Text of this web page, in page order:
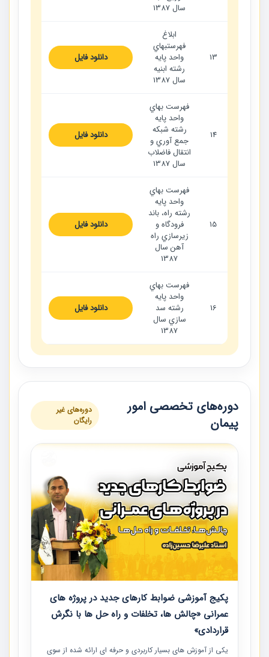
سال 1387
13
ابلاغ
فهرستبهاي
واحد پايه
رشته ابنيه
سال 1387
دانلود فایل
14
فهرست بهاي
واحد پايه
رشته شبكه
جمع آوري و
انتقال فاضلاب
سال 1387
دانلود فایل
15
فهرست بهاي
واحد پايه
رشته راه، باند
فرودگاه و
زيرسازي راه
آهن سال
1387
دانلود فایل
16
فهرست بهاي
واحد پايه
رشته سد
سازي سال
1387
دانلود فایل
دوره‌های تخصصی امور
پیمان
دوره‌های غیر
رایگان
پکیج آموزشی ضوابط کارهای جدید در پروژه های
عمرانی «چالش ها، تخلفات و راه حل ها با نگرش
قراردادی»
یکی از آموزش‏‏‏‏‏‏ های بسیار کاربردی و حرفه‏ ای ارائه شده از سوی